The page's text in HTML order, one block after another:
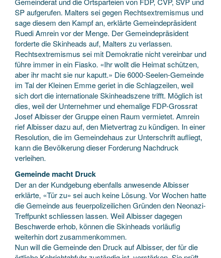
SP aufgerufen. Malters sei gegen Rechtsextremismus und
sage diesem den Kampf an, erklärte Gemeindepräsident
Ruedi Amrein vor der Menge. Der Gemeindepräsident
forderte die Skinheads auf, Malters zu verlassen.
Rechtsextremismus sei mit Demokratie nicht vereinbar und
führe immer in ein Fiasko. «Ihr wollt die Heimat schützen,
aber ihr macht sie nur kaputt.» Die 6000-Seelen-Gemeinde
im Tal der Kleinen Emme geriet in die Schlagzeilen, weil
sich dort die internationale Skinheadszene trifft. Möglich ist
dies, weil der Unternehmer und ehemalige FDP-Grossrat
Josef Albisser der Gruppe einen Raum vermietet. Amrein
rief Albisser dazu auf, den Mietvertrag zu kündigen. In einer
Resolution, die im Gemeindehaus zur Unterschrift aufliegt,
kann die Bevölkerung dieser Forderung Nachdruck
verleihen.
Gemeinde macht Druck
Der an der Kundgebung ebenfalls anwesende Albisser
erklärte, «Tür zu» sei auch keine Lösung. Vor Wochen hatte
die Gemeinde aus feuerpolizeilichen Gründen den Neonazi-
Treffpunkt schliessen lassen. Weil Albisser dagegen
Beschwerde erhob, können die Skinheads vorläufig
weiterhin dort zusammenkommen.
Nun will die Gemeinde den Druck auf Albisser, der für die